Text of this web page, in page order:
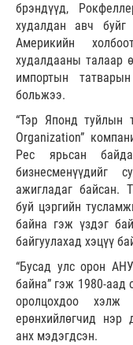
брэндүүд,
худалдан авч
Америкийн
худалдааны талаар
импортын
больжээ.
“Тэр Японд туйлын
Organization”
Рес ярьсан
бизнесменүүдийг
ажигладаг байсан.
буй цэргийн
байна гэж үздэг
байгуулахад хэцүү
“Бусад улс орон
байна” гэж 1980-аад
оролцохдоо
ерөнхийлөгчид нэр
анх мэдэгдсэн.